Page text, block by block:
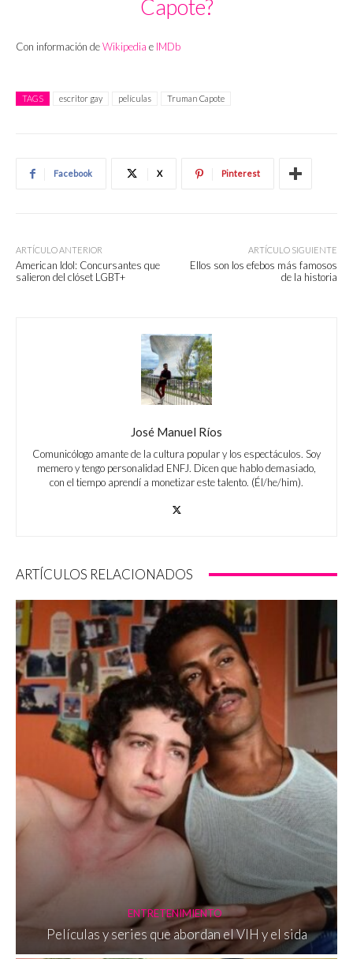
Capote?
Con información deWikipedia e IMDb
TAGS escritor gay películas Truman Capote
Facebook X Pinterest
ARTÍCULO ANTERIOR
American Idol: Concursantes que
salieron del clóset LGBT+
ARTÍCULO SIGUIENTE
Ellos son los efebos más famosos
de la historia
José Manuel Ríos
Comunicólogo amante de la cultura popular y los espectáculos. Soy
memero y tengo personalidad ENFJ. Dicen que hablo demasiado,
con el tiempo aprendí a monetizar este talento. (Él/he/him).
ARTÍCULOS RELACIONADOS
ENTRETENIMIENTO
Películas y series que abordan el VIH y el sida